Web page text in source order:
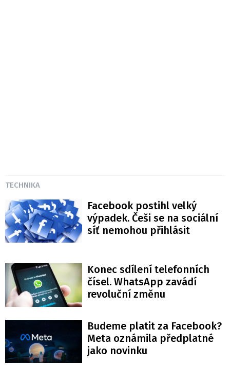
TECHNIKA
Facebook postihl velký
výpadek. Češi se na sociální
síť nemohou přihlásit
Konec sdílení telefonních
čísel. WhatsApp zavádí
revoluční změnu
Budeme platit za Facebook?
Meta oznámila předplatné
jako novinku